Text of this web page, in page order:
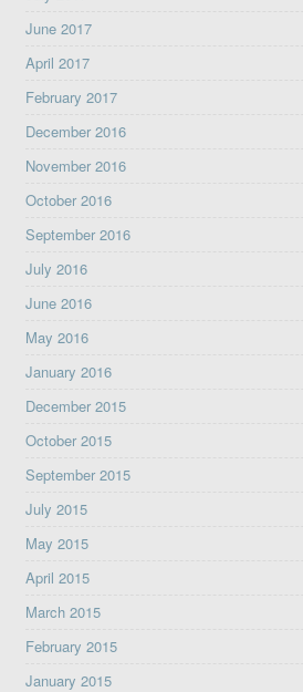
June 2017
April 2017
February 2017
December 2016
November 2016
October 2016
September 2016
July 2016
June 2016
May 2016
January 2016
December 2015
October 2015
September 2015
July 2015
May 2015
April 2015
March 2015
February 2015
January 2015